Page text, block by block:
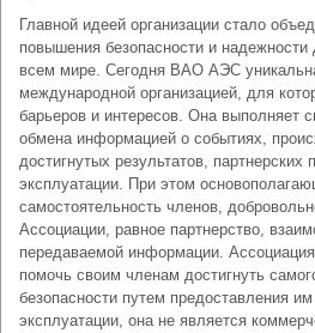
Главной идеей организации стало
повышения безопасности и
всем мире. Сегодня ВАО АЭС
международной организацией, для
барьеров и интересов. Она выполняет
обмена информацией о событиях,
достигнутых результатов,
эксплуатации. При этом
самостоятельность членов,
Ассоциации, равное партнерство,
передаваемой информации.
помочь своим членам достигнуть
безопасности путем предоставления
эксплуатации, она не является